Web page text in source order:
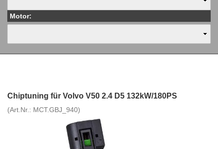
Motor:
Chiptuning für Volvo V50 2.4 D5 132kW/180PS
(Art.Nr.: MCT.GBJ_940)